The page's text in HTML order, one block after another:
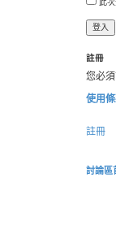
註冊
您必
使用
註冊
討論區